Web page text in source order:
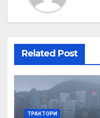
Related Post
ТРАКТОРИ